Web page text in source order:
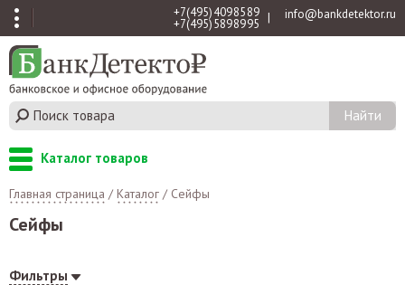
+7 (495) 409 85 89
+7 (495) 589 89 95 | info@bankdetektor.ru
Каталог товаров
Главная страница /Каталог / Сейфы
Сейфы
Фильтры